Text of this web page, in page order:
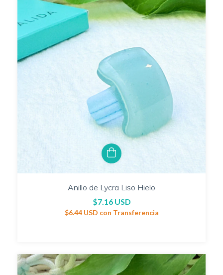
Anillo de Lycra Liso Hielo
$7.16 USD
$6.44 USD con Transferencia